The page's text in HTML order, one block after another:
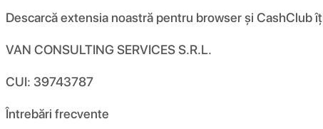
Descarcă extensia noastră pentru browser și CashClub
VAN CONSULTING SERVICES S.R.L.
CUI: 39743787
Întrebări frecvente